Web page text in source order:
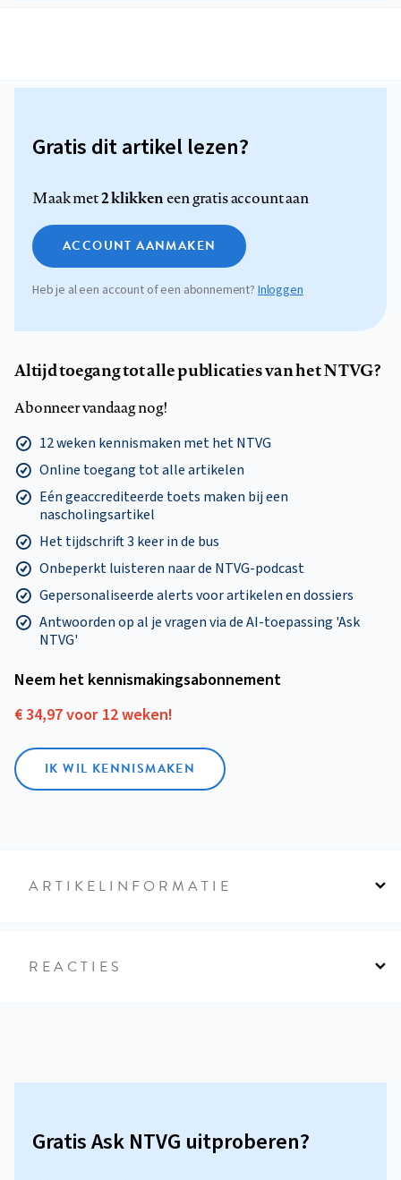
Gratis dit artikel lezen?
Maak met2 klikkeneen gratis account aan
ACCOUNT AANMAKEN
Heb je al een account of een abonnement? Inloggen
Altijd toegang tot alle publicaties van het NTVG?
Abonneer vandaag nog!
12 weken kennismaken met het NTVG
Online toegang tot alle artikelen
Eén geaccrediteerde toets maken bij een
nascholingsartikel
Het tijdschrift 3 keer in de bus
Onbeperkt luisteren naar de NTVG-podcast
Gepersonaliseerde alerts voor artikelen en dossiers
Antwoorden op al je vragen via de AI-toepassing 'Ask
NTVG'
Neem het kennismakings­abonnement
€ 34,97 voor 12 weken!
IK WIL KENNISMAKEN
ARTIKELINFORMATIE
REACTIES
Gratis Ask NTVG uitproberen?